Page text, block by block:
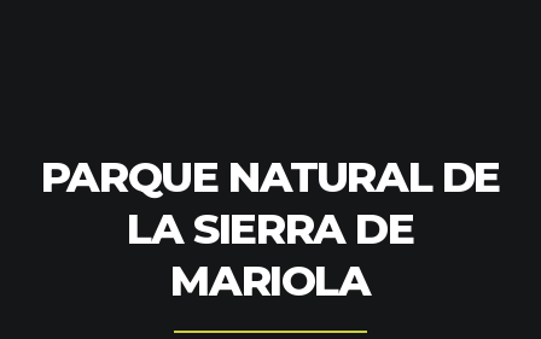
PARQUE NATURAL DE
LA SIERRA DE
MARIOLA